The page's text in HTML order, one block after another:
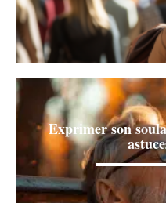
Exprimer son